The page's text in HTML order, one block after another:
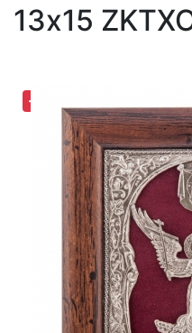
13х15
-30,60%